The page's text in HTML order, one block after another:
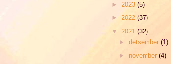
► 2023 (5)
► 2022 (37)
▼ 2021 (32)
►detsember(1)
► november(4)